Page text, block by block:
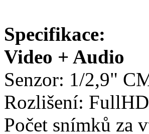
Specifikace:
Video + Audio
Senzor: 1/2,9"
Rozlišení:
Počet snímků za